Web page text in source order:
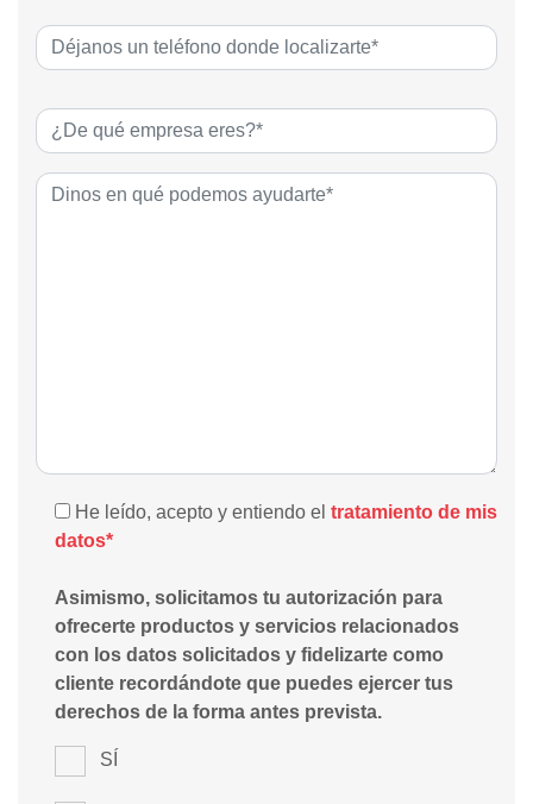
He leído, acepto y entiendo el tratamiento de mis
datos*
Asimismo, solicitamos tu autorización para
ofrecerte productos y servicios relacionados
con los datos solicitados y fidelizarte como
cliente recordándote que puedes ejercer tus
derechos de la forma antes prevista.
SÍ